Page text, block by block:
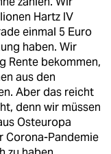
Hartz IV
einmal 5 Euro
haben. Wir
Rente bekommen,
aus den
Aber das reicht
denn wir müssen
Osteuropa
Corona-Pandemie